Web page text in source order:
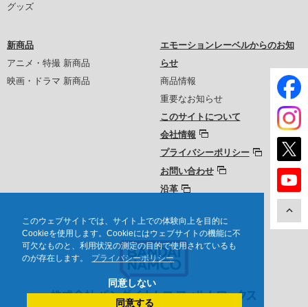
このウェブサイトでは、サイト上での体験向上を目的に
Cookieを使用します。Cookieにはウェブサイトの機能に不
可欠なものと、利用状況の測定の目的で使用されているも
のが存在します。
プライバシーポリシー
同意しない
同意する
グッズ
新商品
アニメ・特撮 新商品
映画・ドラマ 新商品
エモーションレーベルからのお知
らせ
商品情報
重要なお知らせ
このサイトについて
会社情報
プライバシーポリシー
お問い合わせ
沿革